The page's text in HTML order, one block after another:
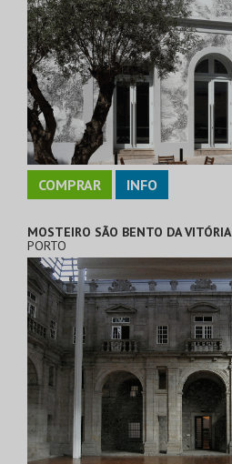
COMPRAR INFO
MOSTEIRO SÃO BENTO DA VITÓRIA
PORTO